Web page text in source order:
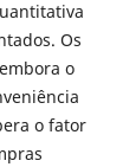
Os
o
o fator